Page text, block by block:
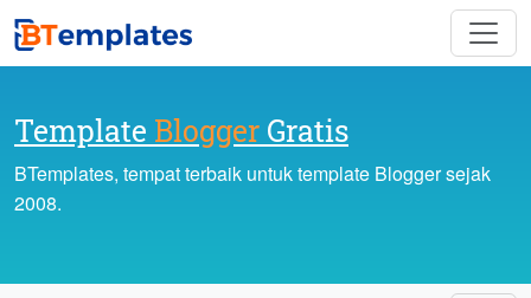
Template Blogger Gratis
BTemplates, tempat terbaik untuk template Blogger sejak
2008.